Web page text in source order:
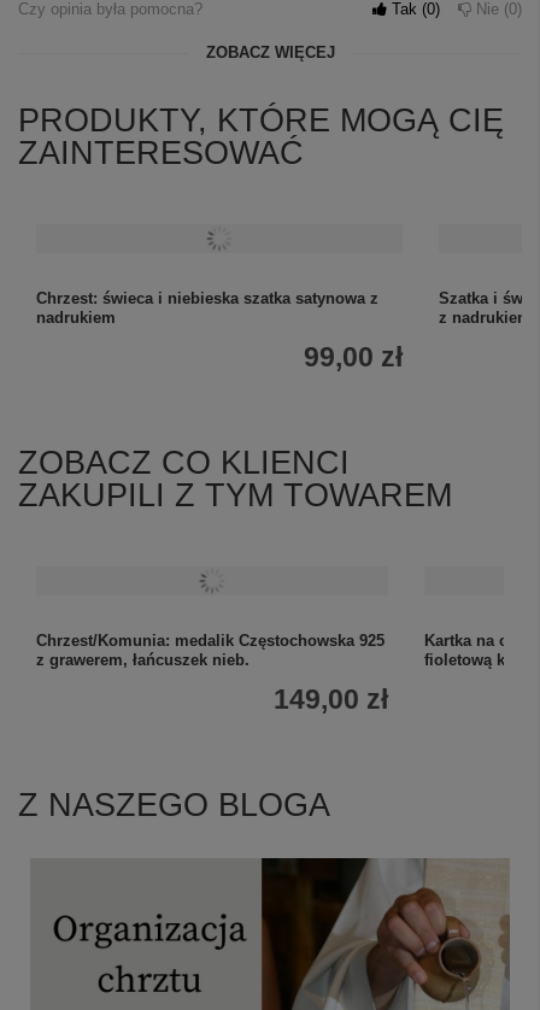
Czy opinia była pomocna?
Tak 0 Nie 0
ZOBACZ WIĘCEJ
PRODUKTY, KTÓRE MOGĄ CIĘ
ZAINTERESOWAĆ
Chrzest: świeca i niebieska szatka satynowa z
nadrukiem
99,00 zł
Szatka i
z nadrukiem
ZOBACZ CO KLIENCI
ZAKUPILI Z TYM TOWAREM
Chrzest/Komunia: medalik Częstochowska 925
z grawerem, łańcuszek nieb.
149,00 zł
Kartka na
fioletową
Z NASZEGO BLOGA